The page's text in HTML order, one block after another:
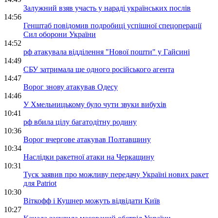
Залужний взяв участь у нараді українських послів
14:56
Генштаб повідомив подробиці успішної спецоперації
Сил оборони України
14:52
рф атакувала відділення "Нової пошти" у Гайсині
14:49
СБУ затримала ще одного російського агента
14:47
Ворог знову атакував Одесу
14:46
У Хмельницькому було чути звуки вибухів
10:41
рф вбила цілу багатодітну родину
10:36
Ворог вчергове атакував Полтавщину
10:34
Наслідки ракетної атаки на Черкащину
10:31
Туск заявив про можливу передачу Україні нових ракет
для Patriot
10:30
Віткофф і Кушнер можуть відвідати Київ
10:27